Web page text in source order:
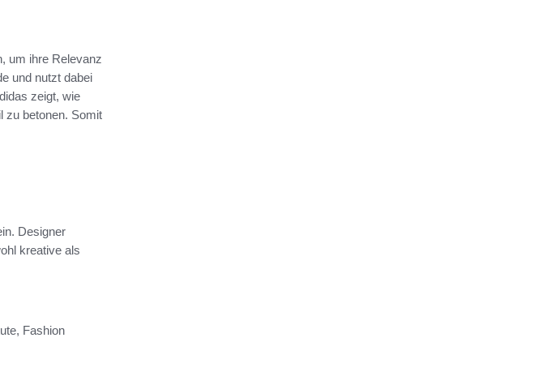
um ihre Relevanz
und nutzt dabei
zeigt, wie
zu betonen. Somit
Designer
kreative als
Fashion